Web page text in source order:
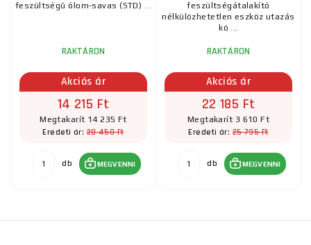
feszültségű ólom-savas (STD) ...
RAKTÁRON
Akciós ár
14 215 Ft
Megtakarít 14 235 Ft
Eredeti ár:28 450 Ft
db MEGVENNI
feszültségátalakító
nélkülözhetetlen eszköz utazás
kö ...
RAKTÁRON
Akciós ár
22 185 Ft
Megtakarít 3 610 Ft
Eredeti ár:25 795 Ft
db MEGVENNI